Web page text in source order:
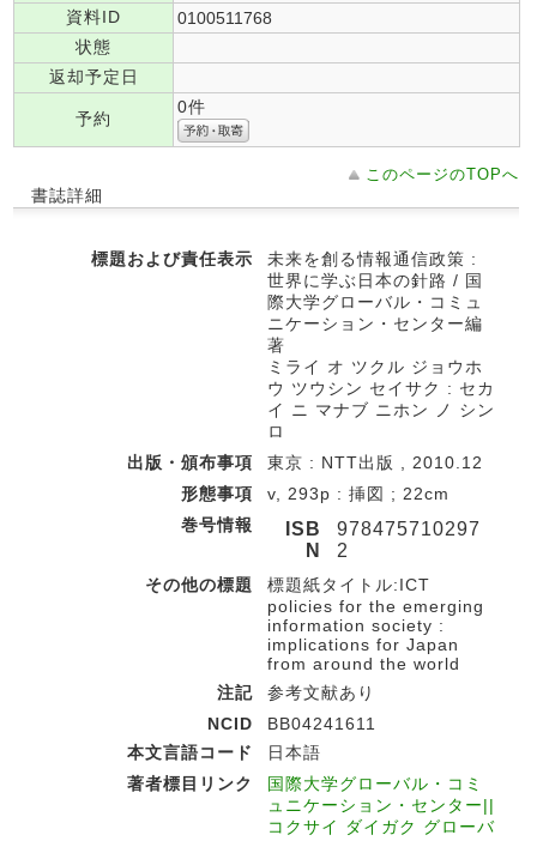
資料ID
0100511768
状態
返却予定日
予約
0件
このページのTOPへ
書誌詳細
標題および責任表示
未来を創る情報通信政策 :
世界に学ぶ日本の針路 / 国
際大学グローバル・コミュ
ニケーション・センター編
著
ミライ オ ツクル ジョウホ
ウ ツウシン セイサク : セカ
イ ニ マナブ ニホン ノ シン
ロ
出版・頒布事項
東京 : NTT出版 , 2010.12
形態事項
v, 293p : 挿図 ; 22cm
巻号情報
ISB
N
978475710297
2
その他の標題
標題紙タイトル:ICT
policies for the emerging
information society :
implications for Japan
from around the world
注記
参考文献あり
NCID
BB04241611
本文言語コード
日本語
著者標目リンク
国際大学グローバル・コミ
ュニケーション・センター||
コクサイ ダイガク グローバ